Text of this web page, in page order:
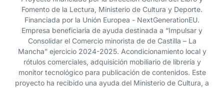
Fomento de la Lectura, Ministerio de Cultura y Deporte.
Financiada por la Unión Europea - NextGenerationEU.
Empresa beneficiaria de ayuda destinada a “Impulsar y
Consolidar el Comercio minorista de de Castilla – La
Mancha” ejercicio 2024-2025. Acondicionamiento local y
rótulos comerciales, adquisición mobiliario de librería y
monitor tecnológico para publicación de contenidos. Este
proyecto ha recibido una ayuda del Ministerio de Cultura, a